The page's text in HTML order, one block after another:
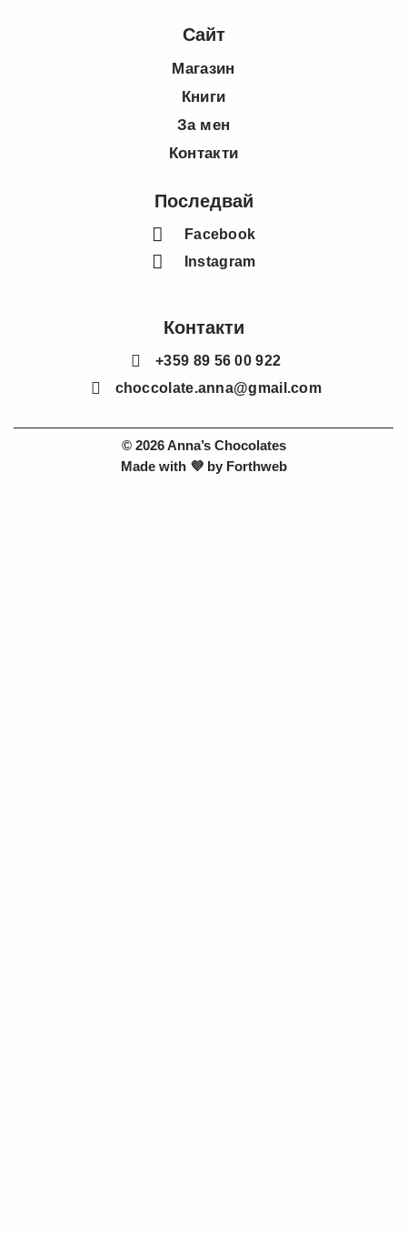
Сайт
Магазин
Книги
За мен
Контакти
Контакти
+359 89 56 00 922
choccolate.anna@gmail.com
Последвай
Facebook
Instagram
© 2026 Anna’s Chocolates
Made with 💜 by Forthweb